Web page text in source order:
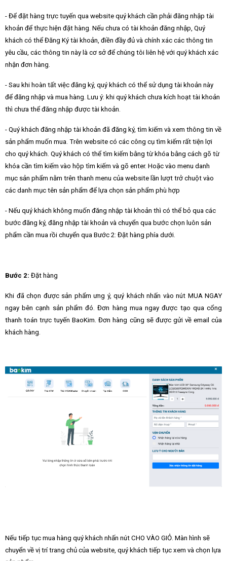
- Để đặt hàng trực tuyến qua website quý khách cần phải đăng nhập tài
khoản để thực hiện đặt hàng. Nếu chưa có tài khoản đăng nhập, Quý
khách có thể Đăng Ký tài khoản, điền đầy đủ và chính xác các thông tin
yêu cầu, các thông tin này là cơ sở để chúng tôi liên hệ với quý khách xác
nhận đơn hàng.
- Sau khi hoàn tất việc đăng ký, quý khách có thể sử dụng tài khoản này
để đăng nhập và mua hàng. Lưu ý: khi quý khách chưa kích hoạt tài khoản
thì chưa thể đăng nhập được tài khoản.
- Quý khách đăng nhập tài khoản đã đăng ký, tìm kiếm và xem thông tin về
sản phẩm muốn mua. Trên website có các công cụ tìm kiếm rất tiện lợi
cho quý khách. Quý khách có thể tìm kiếm bằng từ khóa bằng cách gõ từ
khóa cần tìm kiếm vào hộp tìm kiếm và gõ enter. Hoặc vào menu danh
mục sản phẩm nằm trên thanh menu của website lần lượt trở chuột vào
các danh mục tên sản phẩm để lựa chọn sản phẩm phù hợp
- Nếu quý khách không muốn đăng nhập tài khoản thì có thể bỏ qua các
bước đăng ký, đăng nhập tài khoản và chuyển qua bước chọn luôn sản
phẩm cần mua rồi chuyển qua Bước 2: Đặt hàng phía dưới.
Bước 2: Đặt hàng
Khi đã chọn được sản phẩm ưng ý, quý khách nhấn vào nút MUA NGAY
ngay bên cạnh sản phẩm đó. Đơn hàng mua ngay được tạo qua cổng
thanh toán trực tuyến BaoKim. Đơn hàng cũng sẽ được gửi về email của
khách hàng.
Nếu tiếp tục mua hàng quý khách nhấn nút CHO VÀO GIỎ. Màn hình sẽ
chuyển về vị trí trang chủ của website, quý khách tiếp tục xem và chọn lựa